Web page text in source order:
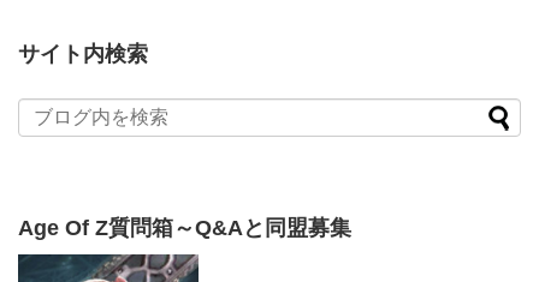
サイト内検索
Age Of Z質問箱～Q&Aと同盟募集